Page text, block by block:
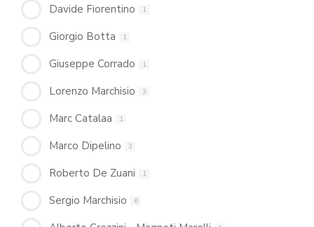
Davide Fiorentino 1
Giorgio Botta 1
Giuseppe Corrado 1
Lorenzo Marchisio 3
Marc Catalaa 1
Marco Dipelino 3
Roberto De Zuani 1
Sergio Marchisio 6